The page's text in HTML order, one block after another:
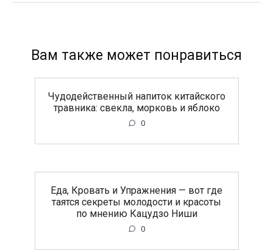
Вам также может понравиться
Чудодейственный напиток китайского
травника: свекла, морковь и яблоко
0
Еда, Кровать и Упражнения — вот где
таятся секреты молодости и красоты
по мнению Кацудзо Ниши
0